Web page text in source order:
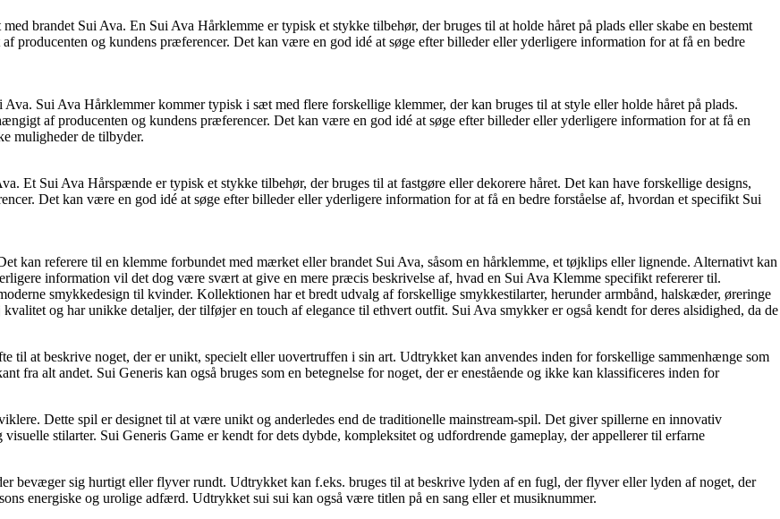
brandet Sui Ava. En Sui Ava Hårklemme er typisk et stykke tilbehør, der bruges til at holde håret på plads eller skabe en bestemt
producenten og kundens præferencer. Det kan være en god idé at søge efter billeder eller yderligere information for at få en bedre
Sui Ava Hårklemmer kommer typisk i sæt med flere forskellige klemmer, der kan bruges til at style eller holde håret på plads.
af producenten og kundens præferencer. Det kan være en god idé at søge efter billeder eller yderligere information for at få en
muligheder de tilbyder.
Et Sui Ava Hårspænde er typisk et stykke tilbehør, der bruges til at fastgøre eller dekorere håret. Det kan have forskellige designs,
Det kan være en god idé at søge efter billeder eller yderligere information for at få en bedre forståelse af, hvordan et specifikt Sui
kan referere til en klemme forbundet med mærket eller brandet Sui Ava, såsom en hårklemme, et tøjklips eller lignende. Alternativt kan
information vil det dog være svært at give en mere præcis beskrivelse af, hvad en Sui Ava Klemme specifikt refererer til.
smykkedesign til kvinder. Kollektionen har et bredt udvalg af forskellige smykkestilarter, herunder armbånd, halskæder, øreringe
og har unikke detaljer, der tilføjer en touch af elegance til ethvert outfit. Sui Ava smykker er også kendt for deres alsidighed, da de
til at beskrive noget, der er unikt, specielt eller uovertruffen i sin art. Udtrykket kan anvendes inden for forskellige sammenhænge som
fra alt andet. Sui Generis kan også bruges som en betegnelse for noget, der er enestående og ikke kan klassificeres inden for
Dette spil er designet til at være unikt og anderledes end de traditionelle mainstream-spil. Det giver spillerne en innovativ
stilarter. Sui Generis Game er kendt for dets dybde, kompleksitet og udfordrende gameplay, der appellerer til erfarne
bevæger sig hurtigt eller flyver rundt. Udtrykket kan f.eks. bruges til at beskrive lyden af en fugl, der flyver eller lyden af noget, der
energiske og urolige adfærd. Udtrykket sui sui kan også være titlen på en sang eller et musiknummer.